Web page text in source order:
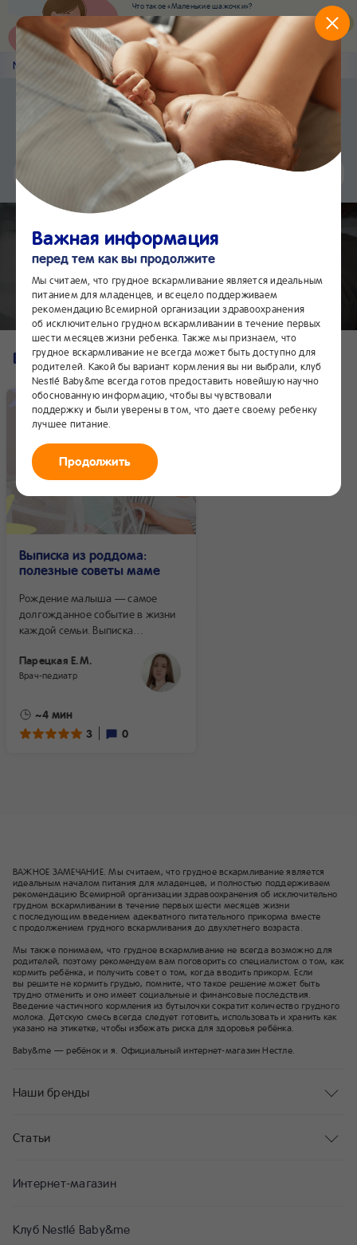
Что такое «Маленькие шажочки»?
Наш новый суперсервис для отслеживания
развития вашего малыша
Попробовать сейчас
Nestlé Baby &me 0-6 месяцев
Приложение Nestlé Baby&me
Еще быстрее и удобнее
Установить
Чат24/7
Декретный отпуск с ребенком
младше 6 месяцев
Все записи
Выписка из роддома:
полезные советы маме
Рождение малыша — самое
долгожданное событие в жизни
каждой семьи. Выписка
торжественное событие в жизни
новорожденного ребенка и всей
семьи, поэтому важно заранее
все подготовить. Самые важные
моменты — какие вещи нужны
малышу и маме (в зависимости
Парецкая Е.М.
Врач-педиатр
~4 мин
3
0
Важная информация
перед тем как вы продолжите
Мы считаем, что грудное вскармливание является идеальным
питанием для младенцев, и всецело поддерживаем
рекомендацию Всемирной организации здравоохранения
об исключительно грудном вскармливании в течение первых
шести месяцев жизни ребенка. Также мы признаем, что
грудное вскармливание не всегда может быть доступно для
родителей. Какой бы вариант кормления вы ни выбрали, клуб
Nestlé Baby&me всегда готов предоставить новейшую научно
обоснованную информацию, чтобы вы чувствовали
поддержку и были уверены в том, что даете своему ребенку
лучшее питание.
Продолжить
ВАЖНОЕ ЗАМЕЧАНИЕ. Мы считаем, что грудное вскармливание является
идеальным началом питания для младенцев, и полностью поддерживаем
рекомендацию Всемирной организации здравоохранения об исключительно
грудном вскармливании в течение первых шести месяцев жизни
с последующим введением адекватного питательного прикорма вместе
с продолжением грудного вскармливания до двухлетнего возраста.
Мы также понимаем, что грудное вскармливание не всегда возможно для
родителей, поэтому рекомендуем вам поговорить со специалистом о том, как
кормить ребёнка, и получить совет о том, когда вводить прикорм. Если
вы решите не кормить грудью, помните, что такое решение может быть
трудно отменить и оно имеет социальные и финансовые последствия.
Введение частичного кормления из бутылочки сократит количество грудного
молока. Детскую смесь всегда следует готовить, использовать и хранить как
указано на этикетке, чтобы избежать риска для здоровья ребёнка.
Baby&me — ребёнок и я. Официальный интернет-магазин Нестле.
Наши бренды
Статьи
Интернет-магазин
Клуб Nestlé Baby&me